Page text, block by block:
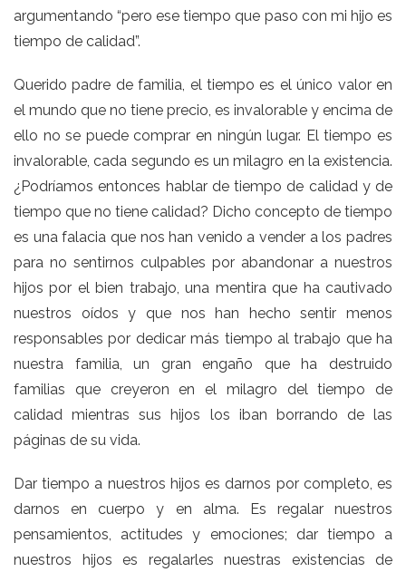
argumentando “pero ese tiempo que paso con mi hijo es
tiempo de calidad”.
Querido padre de familia, el tiempo es el único valor en
el mundo que no tiene precio, es invalorable y encima de
ello no se puede comprar en ningún lugar. El tiempo es
invalorable, cada segundo es un milagro en la existencia.
¿Podríamos entonces hablar de tiempo de calidad y de
tiempo que no tiene calidad? Dicho concepto de tiempo
es una falacia que nos han venido a vender a los padres
para no sentirnos culpables por abandonar a nuestros
hijos por el bien trabajo, una mentira que ha cautivado
nuestros oídos y que nos han hecho sentir menos
responsables por dedicar más tiempo al trabajo que ha
nuestra familia, un gran engaño que ha destruido
familias que creyeron en el milagro del tiempo de
calidad mientras sus hijos los iban borrando de las
páginas de su vida.
Dar tiempo a nuestros hijos es darnos por completo, es
darnos en cuerpo y en alma. Es regalar nuestros
pensamientos, actitudes y emociones; dar tiempo a
nuestros hijos es regalarles nuestras existencias de